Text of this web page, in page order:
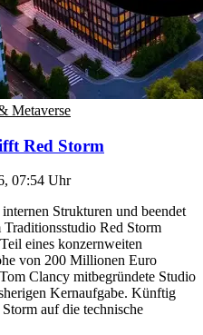
Metaverse
Red Storm
07:54 Uhr
Strukturen und beendet
Red Storm
eines konzernweiten
von 200 Millionen Euro
Clancy mitbegründete Studio
Kernaufgabe. Künftig
auf die technische